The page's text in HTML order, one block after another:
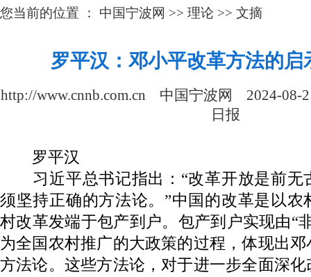
您当前的位置 ： 中国宁波网 >> 理论 >> 文摘
罗平汉：邓小平改革方法的启
http://www.cnnb.com.cn 中国宁波网
2024-08-
日报
罗平汉
习近平总书记指出：“改革开放是前无
须坚持正确的方法论。”中国的改革是以农
村改革发端于包产到户。包产到户实现由“
为全国农村推广的大政策的过程，体现出
方法论。这些方法论，对于进一步全面深